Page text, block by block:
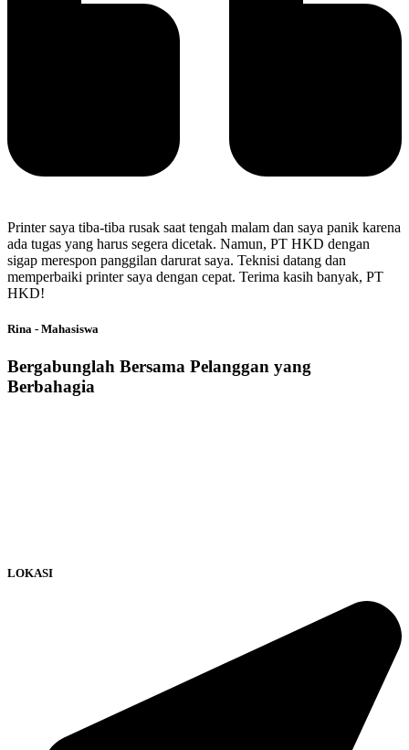
Printer saya tiba-tiba rusak saat tengah malam dan saya panik karena
ada tugas yang harus segera dicetak. Namun, PT HKD dengan
sigap merespon panggilan darurat saya. Teknisi datang dan
memperbaiki printer saya dengan cepat. Terima kasih banyak, PT
HKD!
Rina - Mahasiswa
Bergabunglah Bersama Pelanggan yang
Berbahagia
LOKASI